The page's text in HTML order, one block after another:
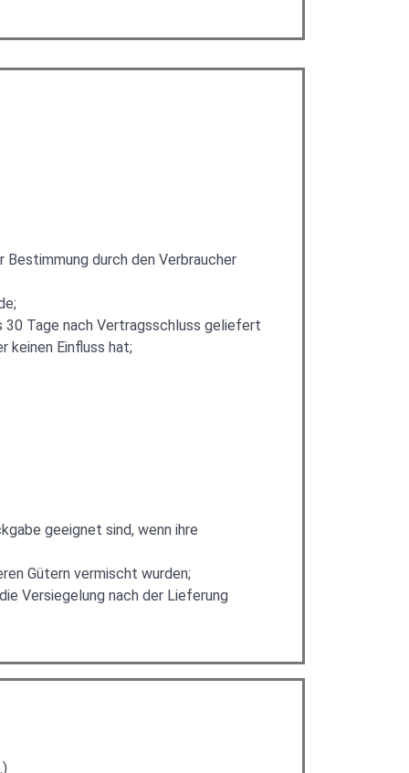
durch den Verbraucher
30 Tage nach Vertragsschluss geliefert
keinen Einfluss hat;
geeignet sind, wenn ihre
Gütern vermischt wurden;
Versiegelung nach der Lieferung